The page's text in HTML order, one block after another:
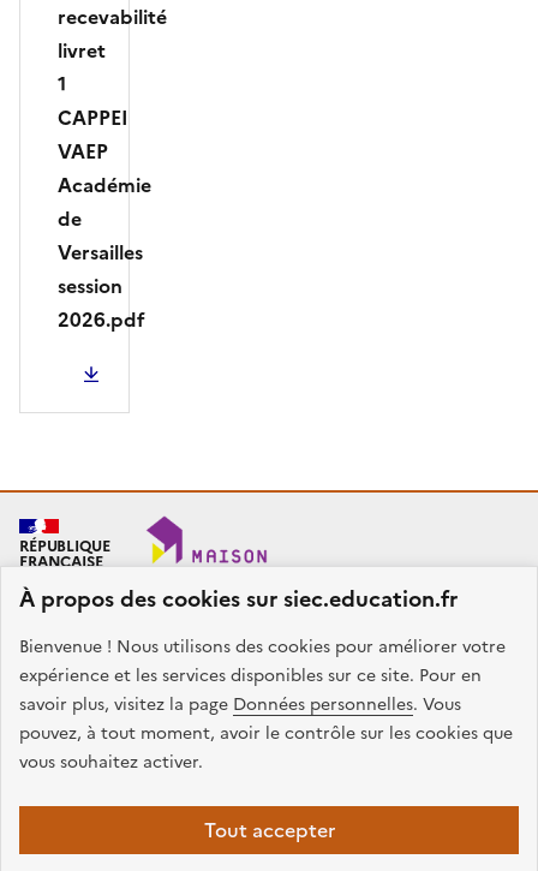
À propos des cookies sur siec.education.fr
Bienvenue ! Nous utilisons des cookies pour améliorer votre
expérience et les services disponibles sur ce site. Pour en
savoir plus, visitez la page Données personnelles. Vous
pouvez, à tout moment, avoir le contrôle sur les cookies que
vous souhaitez activer.
Tout accepter
recevabilité
livret
1
CAPPEI
VAEP
Académie
de
Versailles
session
2026.pdf
PDF - 201.44 Ko
RÉPUBLIQUE
FRANÇAISE
SIEC - Maison des examens
Académies de Créteil, Paris et Versailles
7, rue Ernest Renan
94749 ARCUEIL CEDEX
Nous contacter
facebook
x instagramlinkedin